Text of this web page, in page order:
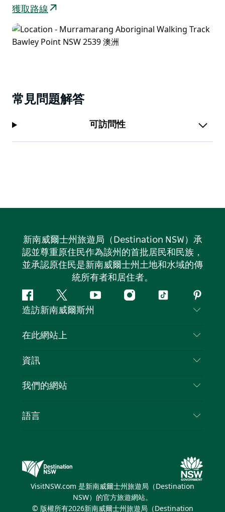
獲取路線
常見問題解答
可訪問性
新南威爾士州旅遊局（Destination NSW）承
認並尊重原住民作為該州的首批居民和民族，
並承認原住民是新南威爾士州土地和水域的傳
統所有者和居住者。
Facebook嘰
嘰
喳
Youtube Instagram
抖
造訪新南威爾斯州
聯絡我們
隱私
Cookie 通知
在此網站上
目的地
新南威爾斯州公路旅行
活動
資訊
旅行資訊
新南威爾斯的商業
我們的網站
新南威爾士州旅遊局（Destination NSW）媒體中
繽紛悉尼燈光音樂節
語言
VisitNSW.com 是新南威爾士州旅遊局（Destination
NSW）的官方旅遊網站。
© 版權所有2026新南威爾士州旅遊局（Destination